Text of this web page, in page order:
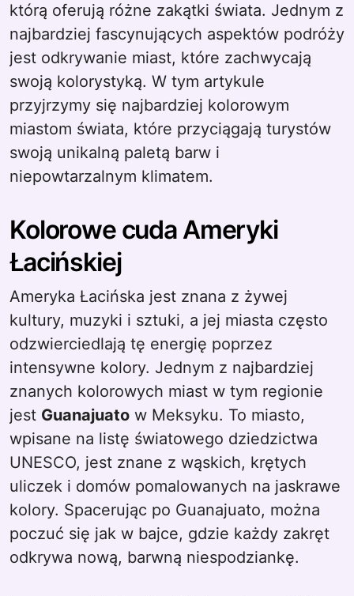
którą oferują różne zakątki świata. Jednym z
najbardziej fascynujących aspektów podróży
jest odkrywanie miast, które zachwycają
swoją kolorystyką. W tym artykule
przyjrzymy się najbardziej kolorowym
miastom świata, które przyciągają turystów
swoją unikalną paletą barw i
niepowtarzalnym klimatem.
Kolorowe cuda Ameryki
Łacińskiej
Ameryka Łacińska jest znana z żywej
kultury, muzyki i sztuki, a jej miasta często
odzwierciedlają tę energię poprzez
intensywne kolory. Jednym z najbardziej
znanych kolorowych miast w tym regionie
jest Guanajuato w Meksyku. To miasto,
wpisane na listę światowego dziedzictwa
UNESCO, jest znane z wąskich, krętych
uliczek i domów pomalowanych na jaskrawe
kolory. Spacerując po Guanajuato, można
poczuć się jak w bajce, gdzie każdy zakręt
odkrywa nową, barwną niespodziankę.